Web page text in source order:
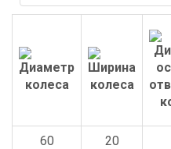
60 20